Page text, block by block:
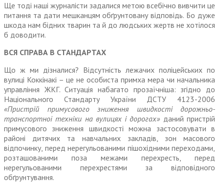
Ще тоді наші журналісти зада­лися метою всебічно вивчити це
питання та дати мешканцям обґрунтовану відповідь. Бо дуже
шкода нам бідних тварин та й до людських жертв не хотілося
б доводити.
ВСЯ СПРАВА В СТАНДАРТАХ
Що ж ми дізналися? Відсутність лежачих поліцейських по
вулиці Коккінакі – це не особиста примха мера чи начальника
управління ЖКГ. Ситуація набагато прозаїчніша: згідно до
Національного Стандарту України ДСТУ 4123-2006
«Пристрій примусового зниження швидкості дорожньо-
транспорт­ної техніки на вулицях і дорогах» даний пристрій
примусового зниження швидкості можна застосовувати в
районі дитячих та навчальних закладів, зон масового
відпочинку, перед нерегульованими пішохідними переходами,
розташованими поза межами перехресть, перед
нерегульованими перехрестями за відповідного
обґрунтування.